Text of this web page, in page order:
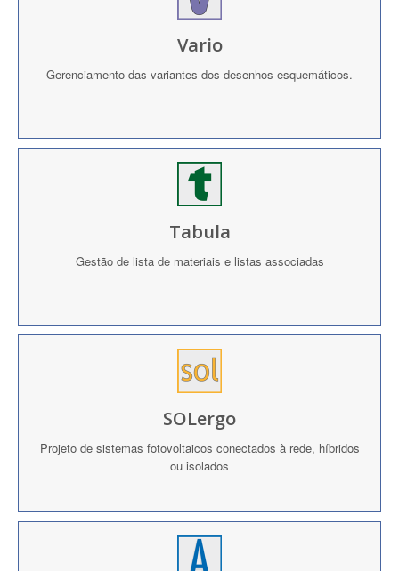
Vario
Gerenciamento das variantes dos desenhos esquemáticos.
Tabula
Gestão de lista de materiais e listas associadas
SOLergo
Projeto de sistemas fotovoltaicos conectados à rede, híbridos
ou isolados